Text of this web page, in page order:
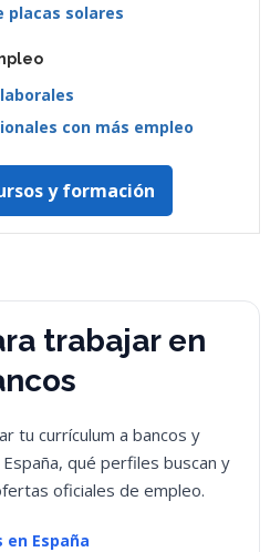
placas solares
con más empleo
y formación
trabajar en
tu currículum a bancos y
qué perfiles buscan y
oficiales de empleo.
España